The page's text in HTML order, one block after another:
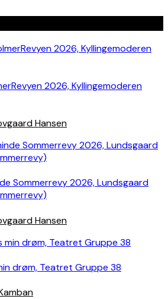
2026, Kyllingemoderen
Hansen
Sommerrevy 2026, Lundsgaard
Hansen
drøm, Teatret Gruppe 38